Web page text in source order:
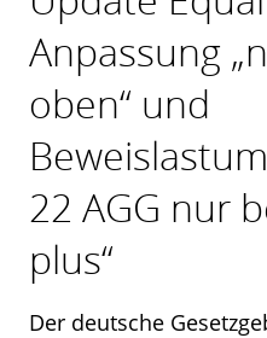
Anpassung
oben“ und
22 AGG nur
plus“
Der deutsche